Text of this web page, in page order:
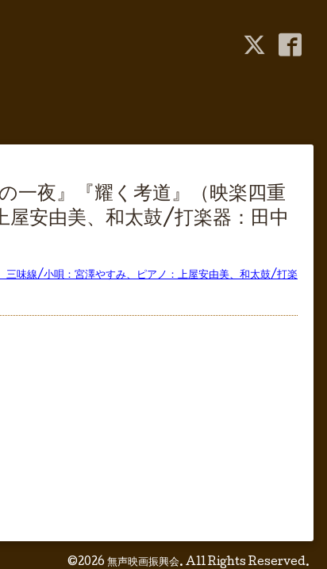
一夜』『耀く考道』（映楽四重
安由美、和太鼓/打楽器：田中
味線/小唄：宮澤やすみ、ピアノ：上屋安由美、和太鼓/打楽
©2026 無声映画振興会. All Rights Reserved.